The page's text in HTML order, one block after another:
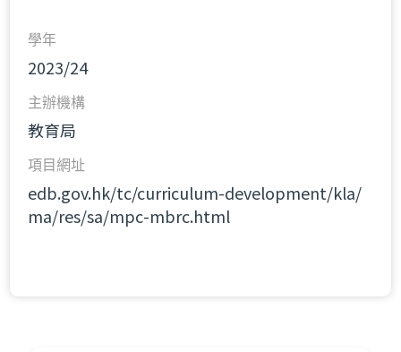
學年
2023/24
主辦機構
教育局
項目網址
edb.gov.hk/tc/curriculum-development/kla/
ma/res/sa/mpc-mbrc.html